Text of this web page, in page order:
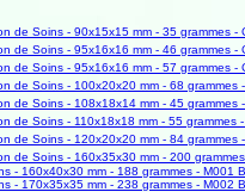
de Soins - 90x15x15 mm - 35 grammes -
de Soins - 95x16x16 mm - 46 grammes -
de Soins - 95x16x16 mm - 57 grammes -
de Soins - 100x20x20 mm - 68 grammes
de Soins - 108x18x14 mm - 45 grammes
de Soins - 110x18x18 mm - 55 grammes
de Soins - 120x20x20 mm - 84 grammes
de Soins - 160x35x30 mm - 200
- 160x40x30 mm - 188 grammes - M001
- 170x35x35 mm - 238 grammes - M002